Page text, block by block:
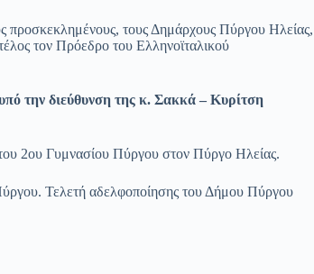
προσκεκλημένους, τους Δημάρχους Πύργου Ηλείας,
τον Πρόεδρο του Ελληνοϊταλικού
την διεύθυνση της κ. Σακκά – Κυρίτση
2ου Γυμνασίου Πύργου στον Πύργο Ηλείας.
Τελετή αδελφοποίησης του Δήμου Πύργου